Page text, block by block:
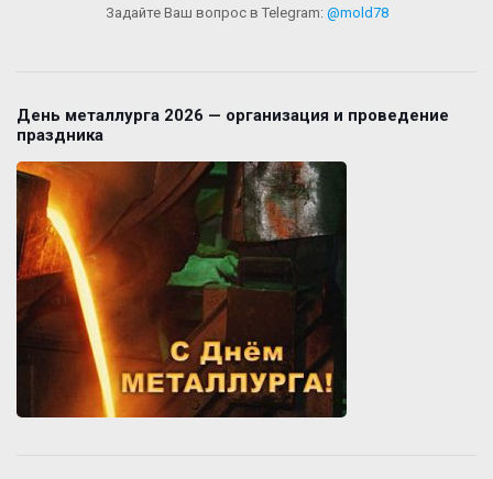
Задайте Ваш вопрос в Telegram: @mold78
День металлурга 2026 — организация и проведение
праздника